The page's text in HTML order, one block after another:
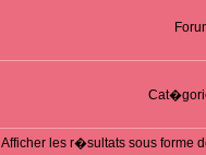
Afficher les r�sultats sous forme